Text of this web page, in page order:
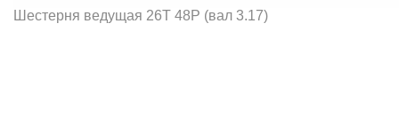
Шестерня ведущая 26T 48P (вал 3.17)